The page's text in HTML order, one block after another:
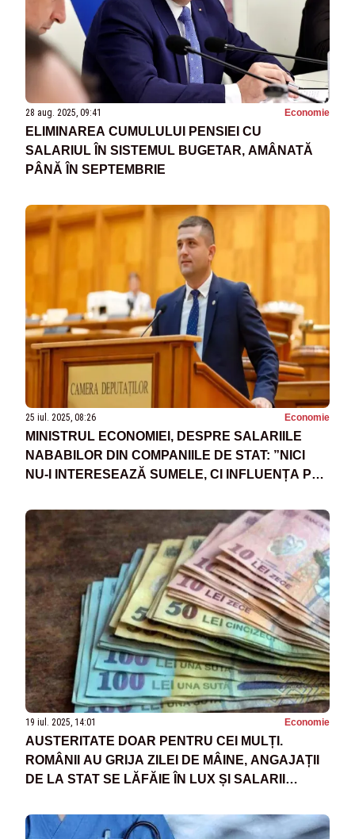
28 aug. 2025, 09:41 Economie
ELIMINAREA CUMULULUI PENSIEI CU
SALARIUL ÎN SISTEMUL BUGETAR, AMÂNATĂ
PÂNĂ ÎN SEPTEMBRIE
25 iul. 2025, 08:26 Economie
MINISTRUL ECONOMIEI, DESPRE SALARIILE
NABABILOR DIN COMPANIILE DE STAT: ”NICI
NU-I INTERESEAZĂ SUMELE, CI INFLUENȚA PE
STATULUI ROMÂN”
19 iul. 2025, 14:01 Economie
AUSTERITATE DOAR PENTRU CEI MULȚI.
ROMÂNII AU GRIJA ZILEI DE MÂINE, ANGAJAȚII
DE LA STAT SE LĂFĂIE ÎN LUX ȘI SALARII